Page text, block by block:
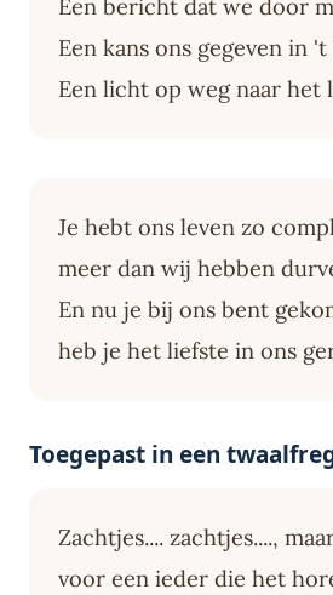
Een bericht dat we door
Een kans ons gegeven in
Een licht op weg naar het
Je hebt ons leven zo
meer dan wij hebben
En nu je bij ons bent
heb je het liefste in ons
Toegepast in een
Zachtjes.... zachtjes....,
voor een ieder die het